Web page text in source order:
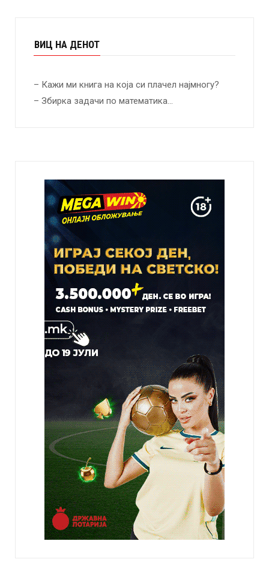
ВИЦ НА ДЕНОТ
– Кажи ми книга на која си плачел најмногу?
– Збирка задачи по математика…